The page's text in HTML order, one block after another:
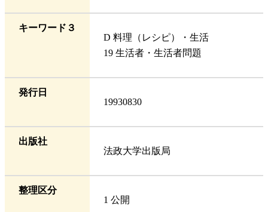
キーワード３
D 料理（レシピ）・生活
19 生活者・生活者問題
発行日
19930830
出版社
法政大学出版局
整理区分
1 公開